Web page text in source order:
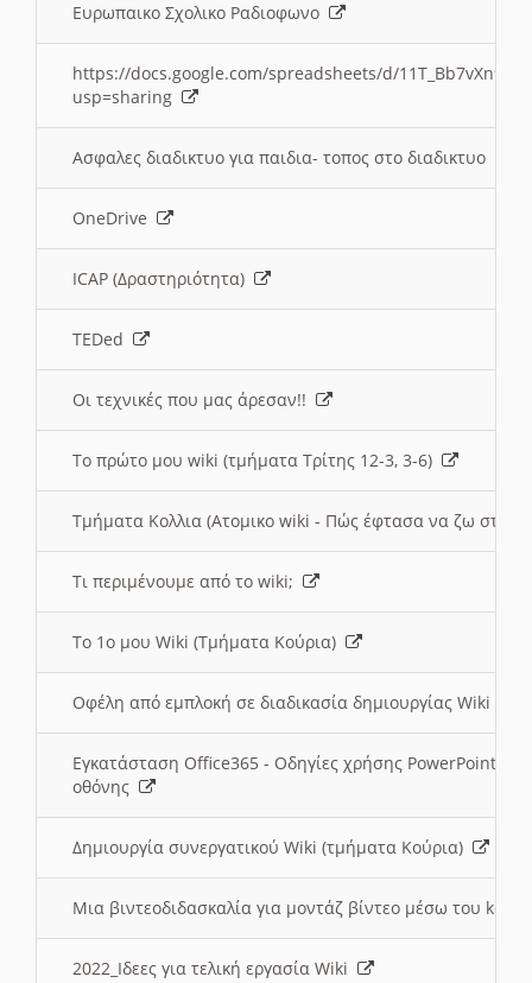
Ευρωπαικο Σχολικο Ραδιοφωνο
https://docs.google.com/spreadsheets/d/
usp=sharing
Ασφαλες διαδικτυο για παιδια- τοπος στο διαδικτυο
OneDrive
ICAP (Δραστηριότητα)
TEDed
Οι τεχνικές που μας άρεσαν!!
Το πρώτο μου wiki (τμήματα Τρίτης 12-3, 3-6)
Τμήματα Κολλια (Ατομικο wiki - Πώς έφτασα να ζω στην
Τι περιμένουμε από το wiki;
Το 1ο μου Wiki (Τμήματα Κούρια)
Οφέλη από εμπλοκή σε διαδικασία δημιουργίας Wiki
Εγκατάσταση Office365 - Οδηγίες χρήσης PowerPoint
οθόνης
Δημιουργία συνεργατικού Wiki (τμήματα Κούρια)
Μια βιντεοδιδασκαλία για μοντάζ βίντεο μέσω του
2022_Ιδεες για τελική εργασία Wiki